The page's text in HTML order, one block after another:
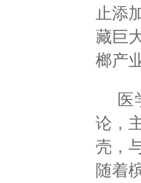
止添
藏巨
榔产
医
论，
壳，
随着